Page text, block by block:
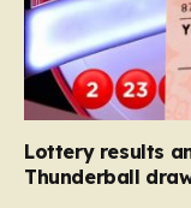
Lottery results
Thunderball